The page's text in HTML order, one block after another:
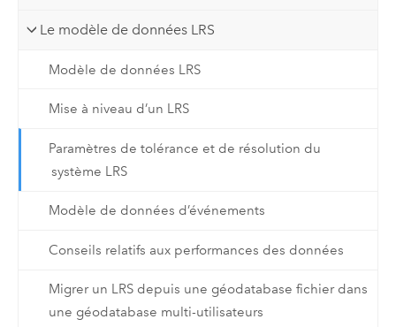
Le modèle de données LRS
Modèle de données LRS
Mise à niveau d’un LRS
Paramètres de tolérance et de résolution du
système LRS
Modèle de données d’événements
Conseils relatifs aux performances des données
Migrer un LRS depuis une géodatabase fichier dans
une géodatabase multi-utilisateurs